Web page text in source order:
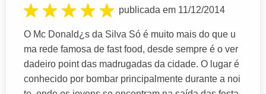
publicada em 11/12/2014
O Mc Donald¿s da Silva Só é muito mais do que u
ma rede famosa de fast food, desde sempre é o ver
dadeiro point das madrugadas da cidade. O lugar é
conhecido por bombar principalmente durante a noi